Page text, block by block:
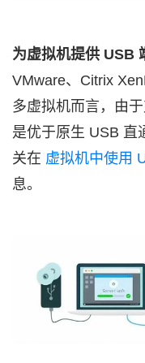
为虚拟机提供 USB
VMware、Citrix
多虚拟机而言，由
是优于原生 USB 直
关在 虚拟机中使用
息。